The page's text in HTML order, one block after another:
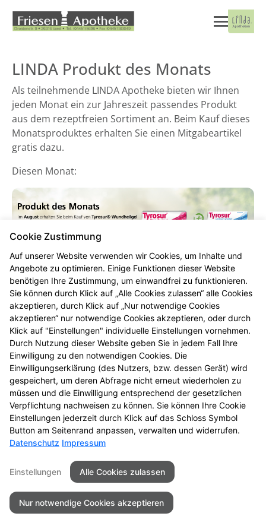
LINDA Produkt des Monats
Als teilnehmende LINDA Apotheke bieten wir Ihnen
jeden Monat ein zur Jahreszeit passendes Produkt
aus dem rezeptfreien Sortiment an. Beim Kauf dieses
Monatsproduktes erhalten Sie einen Mitgabeartikel
gratis dazu.
Diesen Monat:
Mehr Produktinformationen
Seitenübersicht Kontakt
Impressum
Datenschutz
Barrierefreiheit
© 2026 Friesen Apotheke
Cookie Zustimmung
Auf unserer Website verwenden wir Cookies, um Inhalte und
Angebote zu optimieren. Einige Funktionen dieser Website
benötigen Ihre Zustimmung, um einwandfrei zu funktionieren.
Sie können durch Klick auf „Alle Cookies zulassen“ alle Cookies
akzeptieren, durch Klick auf „Nur notwendige Cookies
akzeptieren“ nur notwendige Cookies akzeptieren, oder durch
Klick auf "Einstellungen" individuelle Einstellungen vornehmen.
Durch Nutzung dieser Website geben Sie in jedem Fall Ihre
Einwilligung zu den notwendigen Cookies. Die
Einwilligungserklärung (des Nutzers, bzw. dessen Gerät) wird
gespeichert, um deren Abfrage nicht erneut wiederholen zu
müssen und die Einwilligung entsprechend der gesetzlichen
Verpflichtung nachweisen zu können. Sie können Ihre Cookie
Einstellungen jederzeit durch Klick auf das Schloss Symbol
Button am Seitenrand anpassen, verwalten und widerrufen.
Datenschutz Impressum
Einstellungen Alle Cookies zulassen
Nur notwendige Cookies akzeptieren